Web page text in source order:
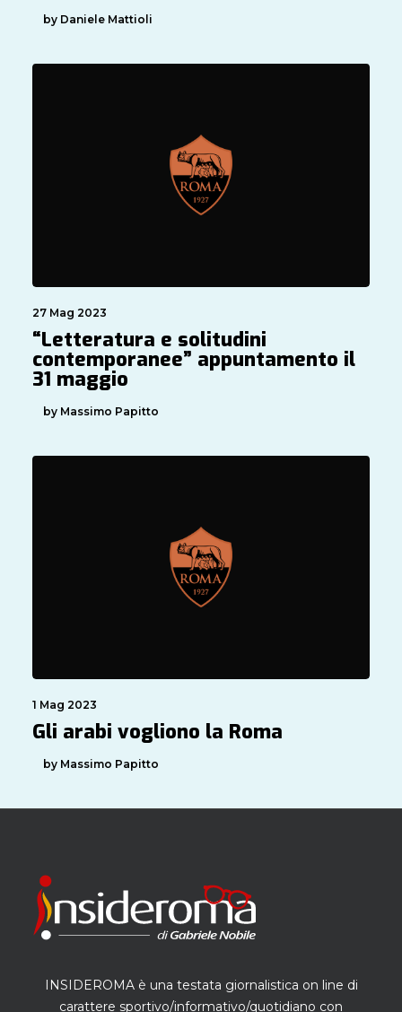
by Daniele Mattioli
27 Mag 2023
“Letteratura e solitudini
contemporanee” appuntamento il
31 maggio
by Massimo Papitto
1 Mag 2023
Gli arabi vogliono la Roma
by Massimo Papitto
INSIDEROMA è una testata giornalistica on line di
carattere sportivo/informativo/quotidiano con